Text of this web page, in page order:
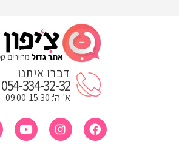
דברו איתנו
054-334-32-32
א'-ה': 09:00-15:30